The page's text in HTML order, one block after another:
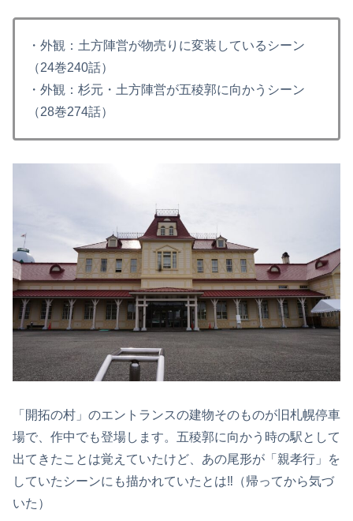
・外観：土方陣営が物売りに変装しているシーン
（24巻240話）
・外観：杉元・土方陣営が五稜郭に向かうシーン
（28巻274話）
「開拓の村」のエントランスの建物そのものが旧札幌停車
場で、作中でも登場します。五稜郭に向かう時の駅として
出てきたことは覚えていたけど、あの尾形が「親孝行」を
していたシーンにも描かれていたとは‼（帰ってから気づ
いた）